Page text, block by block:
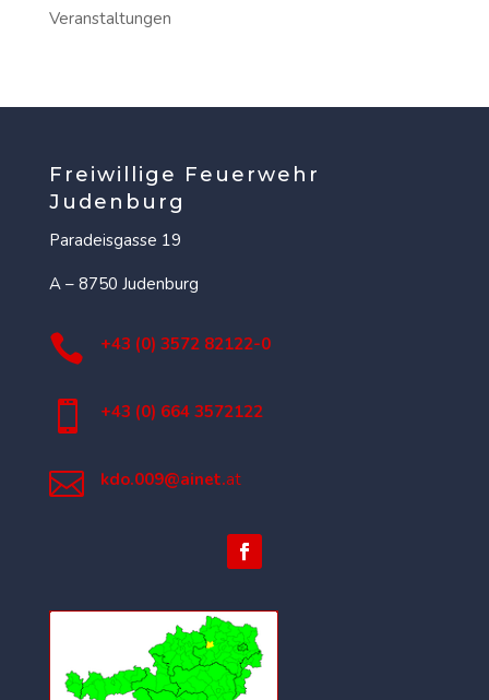
Veranstaltungen
Freiwillige Feuerwehr
Judenburg
Paradeisgasse 19
A – 8750 Judenburg
 +43 (0) 3572 82122-0
 +43 (0) 664 3572122
 kdo.009@ainet.at